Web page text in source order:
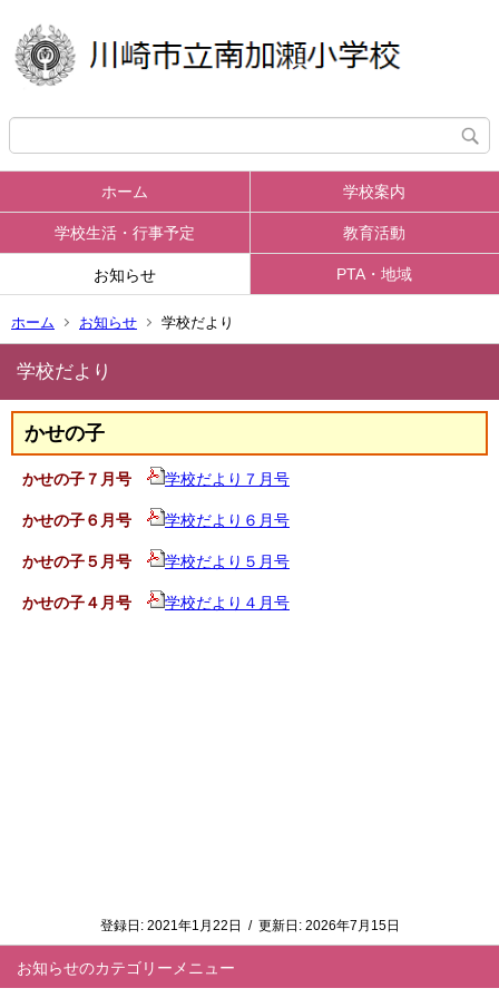
ホーム 学校案内
学校生活・行事予定 教育活動
お知らせ PTA・地域
ホーム お知らせ 学校だより
お知らせ
学校だより
かせの子
かせの子７月号 学校だより７月号
かせの子６月号 学校だより６月号
かせの子５月号 学校だより５月号
かせの子４月号 学校だより４月号
登録日: 2021年1月22日 / 更新日: 2026年7月15日